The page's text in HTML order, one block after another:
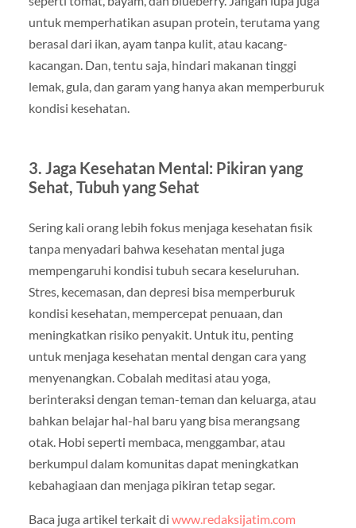
untuk memperhatikan asupan protein, terutama yang
berasal dari ikan, ayam tanpa kulit, atau kacang-
kacangan. Dan, tentu saja, hindari makanan tinggi
lemak, gula, dan garam yang hanya akan memperburuk
kondisi kesehatan.
3. Jaga Kesehatan Mental: Pikiran yang
Sehat, Tubuh yang Sehat
Sering kali orang lebih fokus menjaga kesehatan fisik
tanpa menyadari bahwa kesehatan mental juga
mempengaruhi kondisi tubuh secara keseluruhan.
Stres, kecemasan, dan depresi bisa memperburuk
kondisi kesehatan, mempercepat penuaan, dan
meningkatkan risiko penyakit. Untuk itu, penting
untuk menjaga kesehatan mental dengan cara yang
menyenangkan. Cobalah meditasi atau yoga,
berinteraksi dengan teman-teman dan keluarga, atau
bahkan belajar hal-hal baru yang bisa merangsang
otak. Hobi seperti membaca, menggambar, atau
berkumpul dalam komunitas dapat meningkatkan
kebahagiaan dan menjaga pikiran tetap segar.
Baca juga artikel terkait di www.redaksijatim.com